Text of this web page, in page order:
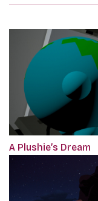
A Plushie’s Dream